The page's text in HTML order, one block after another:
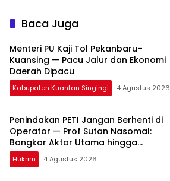
Baca Juga
Menteri PU Kaji Tol Pekanbaru–
Kuansing — Pacu Jalur dan Ekonomi
Daerah Dipacu
Kabupaten Kuantan Singingi 4 Agustus 2026
Penindakan PETI Jangan Berhenti di
Operator — Prof Sutan Nasomal:
Bongkar Aktor Utama hingga
Pemodal
Hukrim 4 Agustus 2026